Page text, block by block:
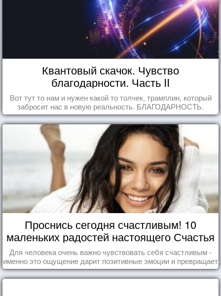
Квантовый скачок. Чувство
благодарности. Часть II
Вот тут то нам и нужен какой то толчек, трамплин, который
забросит нас в новую реальность. БЛАГОДАРНОСТЬ.
Проснись сегодня счастливым! 10
маленьких радостей настоящего Счастья
Для человека очень важно чувствовать себя счастливым -
именно это ощущение дарит позитивные эмоции и превращает
каждый день в маленький праздник.